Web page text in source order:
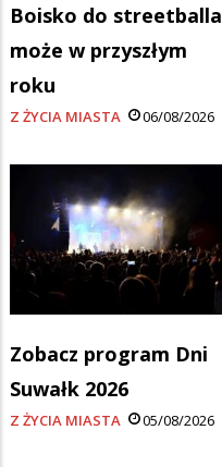
Boisko do streetballa
może w przyszłym
roku
Z ŻYCIA MIASTA 06/08/2026
Zobacz program Dni
Suwałk 2026
Z ŻYCIA MIASTA 05/08/2026